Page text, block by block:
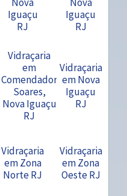
Iguaçu
RJ
Iguaçu
RJ
Vidraçaria
em
Comendador
Soares,
Nova Iguaçu
RJ
Vidraçaria
em Nova
Iguaçu
RJ
Vidraçaria
em Zona
Norte RJ
Vidraçaria
em Zona
Oeste RJ